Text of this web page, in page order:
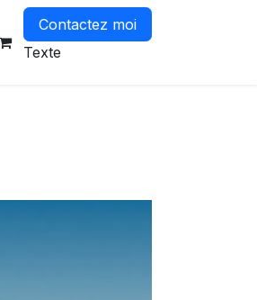
Contactez moi
Texte